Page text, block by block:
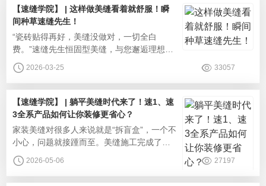
题。其实，厨房美缝只有“选对材料+做好施
工”才能解决这个问题。速缝先生深耕美缝领
域多年，针对厨房重油污环境，打造专业美
缝解决方案，从源头告别缝隙藏污纳
【速缝学院】 | 这样做美缝看着就舒服！瞬
间种草速缝先生！
‌“瓷砖贴得再好，美缝没做对，一切全白
费。”速缝先生恒固型美缝，与您邂逅理想生
活。速缝先生美缝剂，用专业品质与成熟工
艺，帮你把瓷砖缝隙变成家居颜值加分项，
料：颜值与耐用一步到位美缝的颜值与耐用
材料是基础，速缝先生全系列产品从源头解
决痛点，兼顾美观与实用。环保安全，入住
更安心：速缝先生美缝剂通过国家十环认
2026-03-25 33057
【速缝学院】 | 躺平美缝时代来了！速1、速
3全系产品如何让你装修更省心？
‌家装美缝对很多人来说就是“拆盲盒”，一个不
小心，问题就接踵而至。美缝施工完成了？
看起来还不错！怎么就黄变发黑了？找不到
人处理售后！速缝先生携全系产品黄金组合
2026-05-06 27197